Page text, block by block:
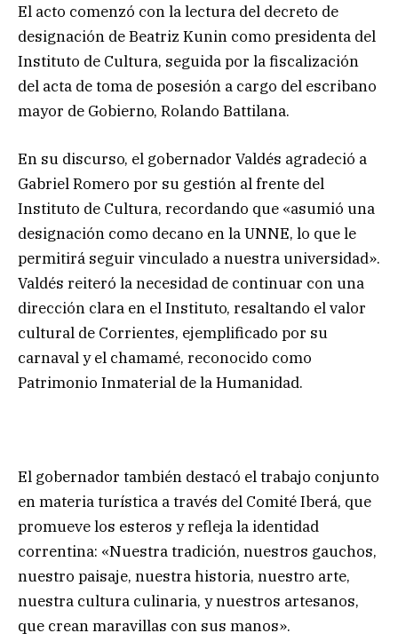
El acto comenzó con la lectura del decreto de
designación de Beatriz Kunin como presidenta del
Instituto de Cultura, seguida por la fiscalización
del acta de toma de posesión a cargo del escribano
mayor de Gobierno, Rolando Battilana.
En su discurso, el gobernador Valdés agradeció a
Gabriel Romero por su gestión al frente del
Instituto de Cultura, recordando que «asumió una
designación como decano en la UNNE, lo que le
permitirá seguir vinculado a nuestra universidad».
Valdés reiteró la necesidad de continuar con una
dirección clara en el Instituto, resaltando el valor
cultural de Corrientes, ejemplificado por su
carnaval y el chamamé, reconocido como
Patrimonio Inmaterial de la Humanidad.
El gobernador también destacó el trabajo conjunto
en materia turística a través del Comité Iberá, que
promueve los esteros y refleja la identidad
correntina: «Nuestra tradición, nuestros gauchos,
nuestro paisaje, nuestra historia, nuestro arte,
nuestra cultura culinaria, y nuestros artesanos,
que crean maravillas con sus manos».